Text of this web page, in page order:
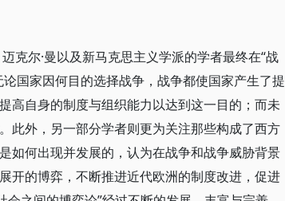
克尔·曼以及新马克思主义学派的学者最终在“战
国家因何目的选择战争，战争都使国家产生了提
高自身的制度与组织能力以达到这一目的；而未
此外，另一部分学者则更为关注那些构成了西方
何出现并发展的，认为在战争和战争威胁背景
开的博弈，不断推进近代欧洲的制度改进，促进